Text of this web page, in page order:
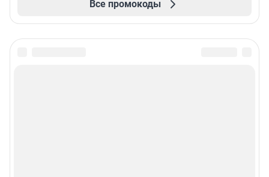
Все промокоды